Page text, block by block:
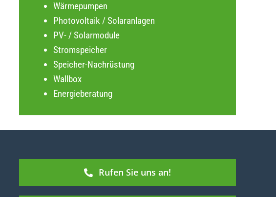
Wärmepumpen
Photovoltaik / Solaranlagen
PV- / Solarmodule
Stromspeicher
Speicher-Nachrüstung
Wallbox
Energieberatung
Rufen Sie uns an!